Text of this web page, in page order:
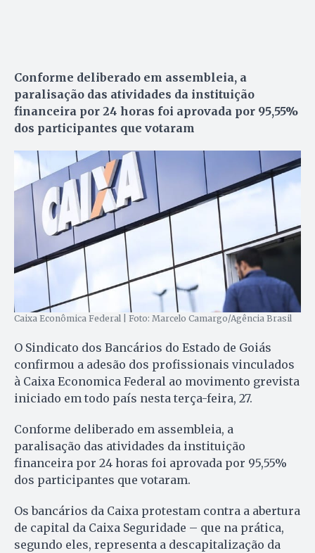
Conforme deliberado em assembleia, a
paralisação das atividades da instituição
financeira por 24 horas foi aprovada por 95,55%
dos participantes que votaram
Caixa Econômica Federal | Foto: Marcelo Camargo/Agência Brasil
O Sindicato dos Bancários do Estado de Goiás
confirmou a adesão dos profissionais vinculados
à Caixa Economica Federal ao movimento grevista
iniciado em todo país nesta terça-feira, 27.
Conforme deliberado em assembleia, a
paralisação das atividades da instituição
financeira por 24 horas foi aprovada por 95,55%
dos participantes que votaram.
Os bancários da Caixa protestam contra a abertura
de capital da Caixa Seguridade – que na prática,
segundo eles, representa a descapitalização da